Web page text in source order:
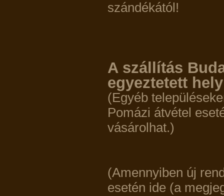
szándékától!
A szállítás
egyeztetett
(Egyéb
Pomázi átvétel
vásárolhat.)
(Amennyiben új
esetén ide (a